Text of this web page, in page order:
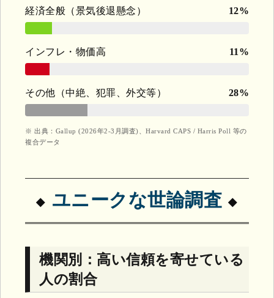
経済全般（景気後退懸念） 12%
インフレ・物価高 11%
その他（中絶、犯罪、外交等） 28%
※ 出典：Gallup (2026年2-3月調査)、Harvard CAPS / Harris Poll 等の
複合データ
ユニークな世論調査
機関別：高い信頼を寄せている
人の割合